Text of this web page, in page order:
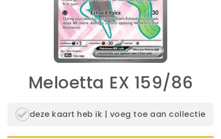
Meloetta EX 159/86
deze kaart heb ik | voeg toe aan collectie